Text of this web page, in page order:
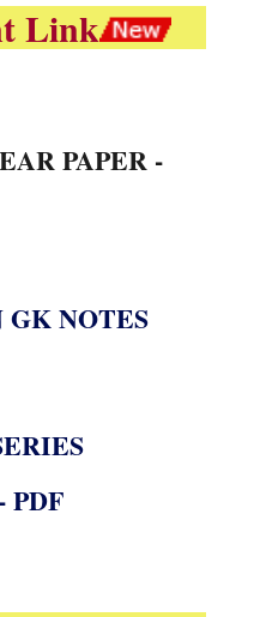
Link
PAPER -
NOTES
PDF